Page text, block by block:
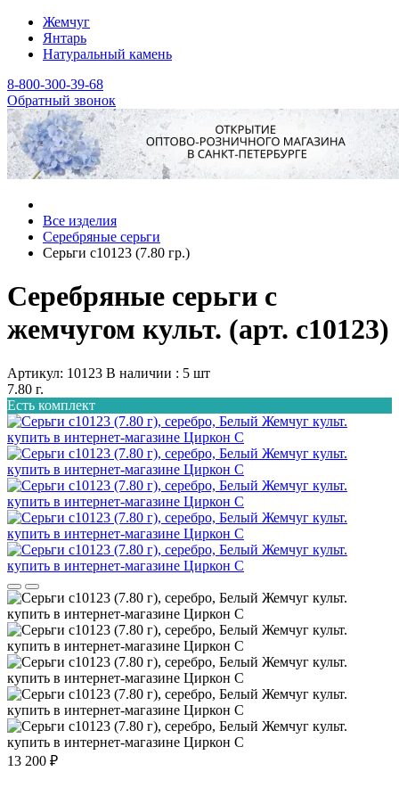
Жемчуг
Янтарь
Натуральный камень
8-800-300-39-68
Обратный звонок
Все изделия
Серебряные серьги
Серьги с10123 (7.80 гр.)
Серебряные серьги с
жемчугом культ. (арт. с10123)
Артикул: 10123 В наличии : 5 шт
7.80 г.
Есть комплект
13 200 ₽